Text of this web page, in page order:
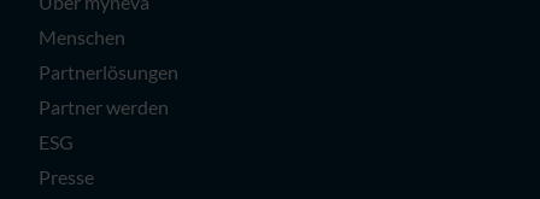
Menschen
Partnerlösungen
Partner werden
ESG
Presse